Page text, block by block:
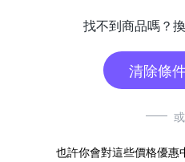
找不到商品嗎？
清除條
或
也許你會對這些價格優惠